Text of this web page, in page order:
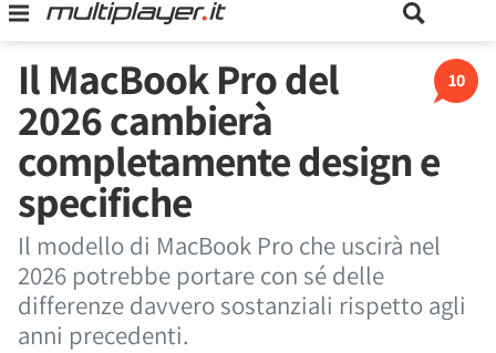
10
Il MacBook Pro del
2026 cambierà
completamente design e
specifiche
Il modello di MacBook Pro che uscirà nel
2026 potrebbe portare con sé delle
differenze davvero sostanziali rispetto agli
anni precedenti.